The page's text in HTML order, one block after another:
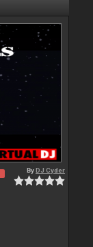
ByDJ Cyder